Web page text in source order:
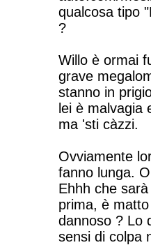
qualcosa tipo
?
Willo è ormai
grave
stanno in
lei è malvagia
ma 'sti càzzi.
Ovviamente
fanno lunga.
Ehhh che
prima, è
dannoso ? Lo
sensi di colpa